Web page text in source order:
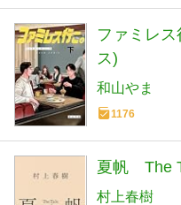
ファミレ
ス)
和山やま
1176
夏帆 The
村上春樹